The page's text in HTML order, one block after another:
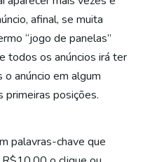
afinal, se muita
“jogo de panelas”
todos os anúncios irá ter
o anúncio em algum
primeiras posições.
palavras-chave que